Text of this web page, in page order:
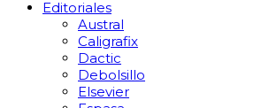
Editoriales
Austral
Caligrafix
Dactic
Debolsillo
Elsevier